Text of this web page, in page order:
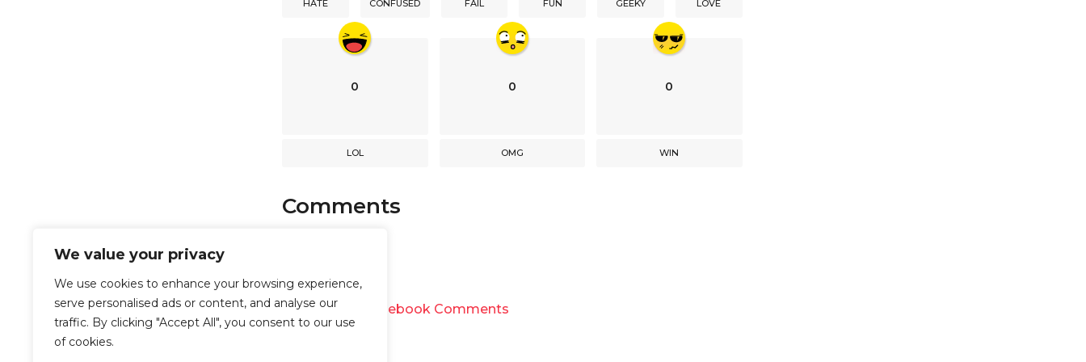
We value your privacy
We use cookies to enhance your browsing experience,
serve personalised ads or content, and analyse our
traffic. By clicking "Accept All", you consent to our use
of cookies.
HATE CONFUSED FAIL FUN GEEKY LOVE
0
LOL
0
OMG
0
WIN
Comments
Powered by Facebook Comments